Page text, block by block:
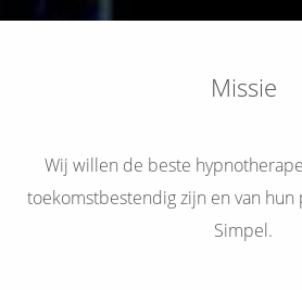
Missie
Wij willen de beste
toekomstbestendig zijn en van hun
Simpel.